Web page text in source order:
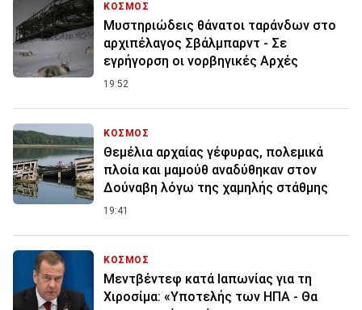
ΚΟΣΜΟΣ
Μυστηριώδεις θάνατοι ταράνδων στο
αρχιπέλαγος Σβάλμπαρντ - Σε
εγρήγορση οι νορβηγικές Αρχές
19:52
ΚΟΣΜΟΣ
Θεμέλια αρχαίας γέφυρας, πολεμικά
πλοία και μαμούθ αναδύθηκαν στον
Δούναβη λόγω της χαμηλής στάθμης
19:41
ΚΟΣΜΟΣ
Μεντβέντεφ κατά Ιαπωνίας για τη
Χιροσίμα: «Υποτελής των ΗΠΑ - Θα